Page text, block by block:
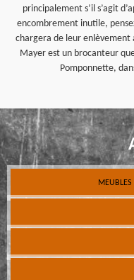
principalement s’il s’agit
encombrement inutile,
chargera de leur enlèvement
Mayer est un brocanteur
Pomponnette,